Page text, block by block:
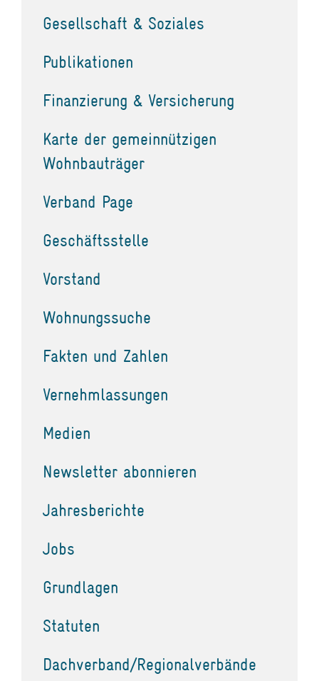
Gesellschaft & Soziales
Publikationen
Finanzierung & Versicherung
Karte der gemeinnützigen
Wohnbauträger
Verband Page
Geschäftsstelle
Vorstand
Wohnungssuche
Fakten und Zahlen
Vernehmlassungen
Medien
Newsletter abonnieren
Jahresberichte
Jobs
Grundlagen
Statuten
Dachverband/Regionalverbände